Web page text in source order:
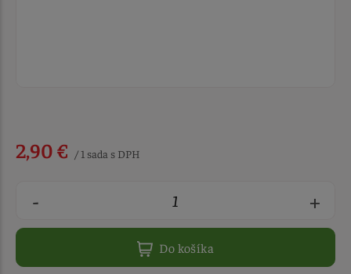
2,90 € / 1 sada s DPH
- +
Do košíka